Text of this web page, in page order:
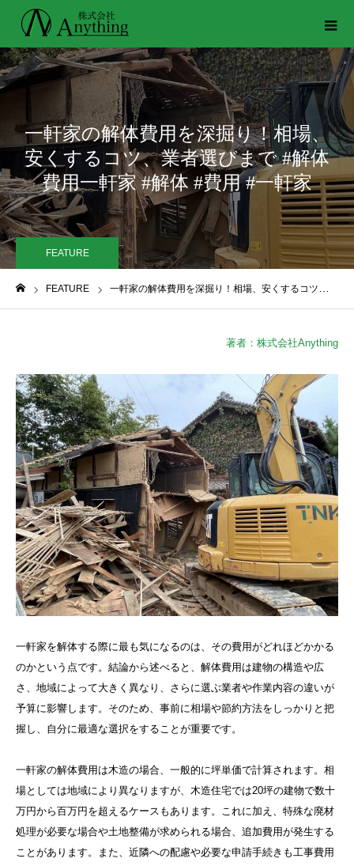
一軒家の解体費用を深掘り！相場、
安くするコツ、業者選びまで #解体
費用一軒家 #解体 #費用 #一軒家
FEATURE
FEATURE 一軒家の解体費用を深掘り！相場、安くするコツ、業者選びまで #解体費用一軒家 #解体 #費用 #一軒家
著者：株式会社Anything
一軒家を解体する際に最も気になるのは、その費用がどれほどかかる
のかという点です。結論から述べると、解体費用は建物の構造や広
さ、地域によって大きく異なり、さらに選ぶ業者や作業内容の違いが
予算に影響します。そのため、事前に相場や節約方法をしっかりと把
握し、自分に最適な選択をすることが重要です。
一軒家の解体費用は木造の場合、一般的に坪単価で計算されます。相
場としては地域により異なりますが、木造住宅では20坪の建物で数十
万円から百万円を超えるケースもあります。これに加え、特殊な廃材
処理が必要な場合や土地整備が求められる場合、追加費用が発生する
ことがあります。また、近隣への配慮や必要な申請手続きも工事費用